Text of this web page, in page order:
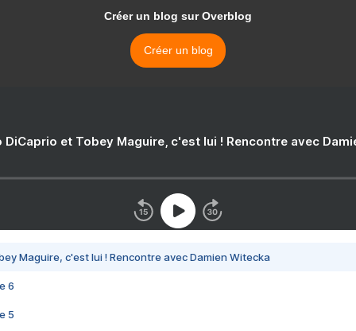
Créer un blog sur Overblog
Créer un blog
DiCaprio et Tobey Maguire, c'est lui ! Rencontre avec
Maguire, c'est lui ! Rencontre avec Damien Witecka
6
5